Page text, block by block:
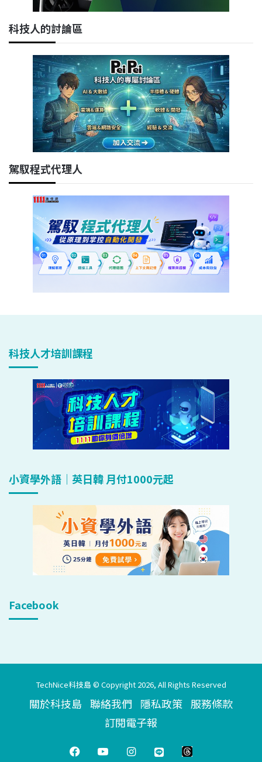
科技人的討論區
駕馭程式代理人
科技人才培訓課程
小資學外語｜英日韓 月付1000元起
Facebook
TechNice科技島 © Copyright 2026, All Rights Reserved
關於科技島 聯絡我們 隱私政策 服務條款
訂閱電子報